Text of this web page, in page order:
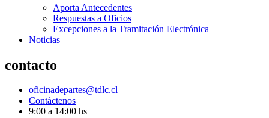
Aporta Antecedentes
Respuestas a Oficios
Excepciones a la Tramitación Electrónica
Noticias
contacto
oficinadepartes@tdlc.cl
Contáctenos
9:00 a 14:00 hs